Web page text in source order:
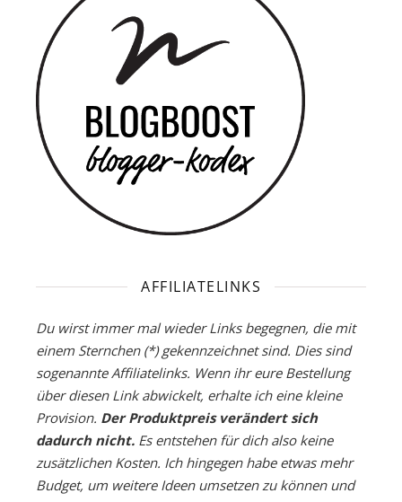
AFFILIATELINKS
Du wirst immer mal wieder Links begegnen, die mit
einem Sternchen (*) gekennzeichnet sind. Dies sind
sogenannte Affiliatelinks. Wenn ihr eure Bestellung
über diesen Link abwickelt, erhalte ich eine kleine
Provision. Der Produktpreis verändert sich
dadurch nicht. Es entstehen für dich also keine
zusätzlichen Kosten. Ich hingegen habe etwas mehr
Budget, um weitere Ideen umsetzen zu können und